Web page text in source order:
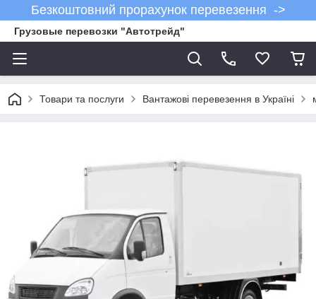
Безкоштовний прорахунок перевезення ->
Грузовые перевозки "Автотрейд"
Товари та послуги Вантажові перевезення в Україні